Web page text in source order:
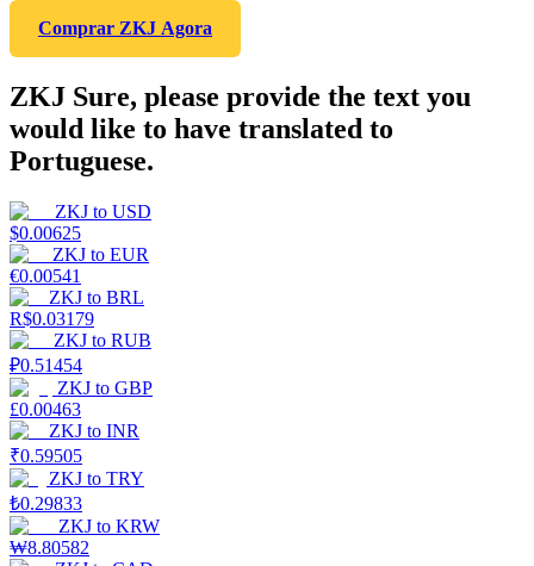
Comprar ZKJ Agora
ZKJ Sure, please provide the text you
would like to have translated to
Portuguese.
ZKJ to USD
$0.00625
ZKJ to EUR
€0.00541
ZKJ to BRL
R$0.03179
ZKJ to RUB
₽0.51454
ZKJ to GBP
£0.00463
ZKJ to INR
₹0.59505
ZKJ to TRY
₺0.29833
ZKJ to KRW
₩8.80582